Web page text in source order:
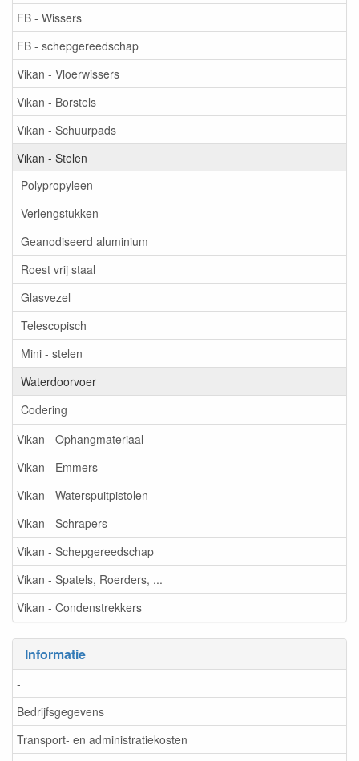
FB - Wissers
FB - schepgereedschap
Vikan - Vloerwissers
Vikan - Borstels
Vikan - Schuurpads
Vikan - Stelen
Polypropyleen
Verlengstukken
Geanodiseerd aluminium
Roest vrij staal
Glasvezel
Telescopisch
Mini - stelen
Waterdoorvoer
Codering
Vikan - Ophangmateriaal
Vikan - Emmers
Vikan - Waterspuitpistolen
Vikan - Schrapers
Vikan - Schepgereedschap
Vikan - Spatels, Roerders, ...
Vikan - Condenstrekkers
Informatie
-
Bedrijfsgegevens
Transport- en administratiekosten